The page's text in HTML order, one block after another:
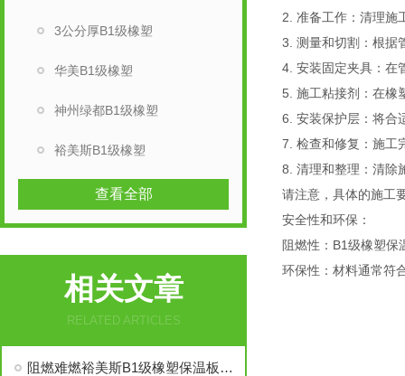
3公分厚B1级橡塑
华美B1级橡塑
神州绿都B1级橡塑
裕美斯B1级橡塑
查看全部
相关文章
RELATED ARTICLES
阻燃难燃裕美斯B1级橡塑保温板管的八大优势
2. 准备工作：清理施
3. 测量和切割：根据
4. 安装固定夹具：在
5. 施工粘接剂：在橡
6. 安装保护层：将合
7. 检查和修复：施工
8. 清理和整理：清除
请注意，具体的施工
安全性和环保：
阻燃性：B1级橡塑保
环保性：材料通常符